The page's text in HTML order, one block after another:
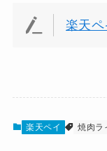
楽天ペ
楽天ペイ 焼肉ラ